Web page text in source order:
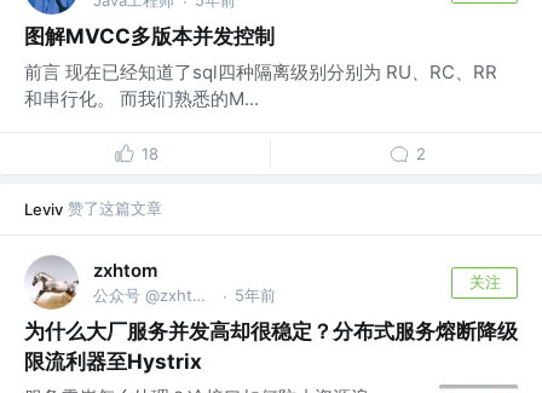
图解MVCC多版本并发控制
前言 现在已经知道了sql四种隔离级别分别为 RU、RC、RR
和串行化。 而我们熟悉的M...
18 2
Leviv 赞了这篇文章
zxhtom
公众号 @zxhtom | 公众号，微信同名 · 5年前
关注
为什么大厂服务并发高却很稳定？分布式服务熔断降级
限流利器至Hystrix